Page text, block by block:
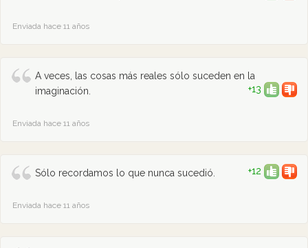
Enviada hace 11 años
A veces, las cosas más reales sólo suceden en la
imaginación.
+13
Enviada hace 11 años
Sólo recordamos lo que nunca sucedió. +12
Enviada hace 11 años